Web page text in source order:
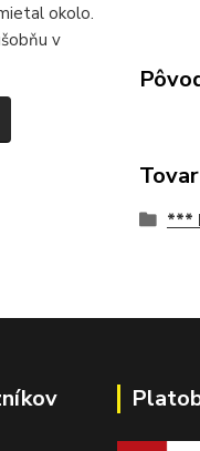
okolo.
v
***